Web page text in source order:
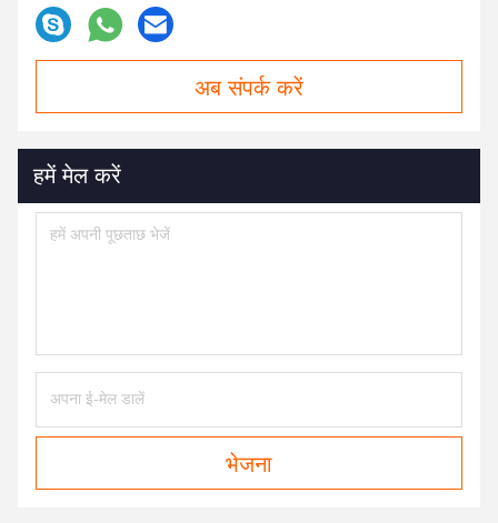
अब संपर्क करें
हमें मेल करें
भेजना